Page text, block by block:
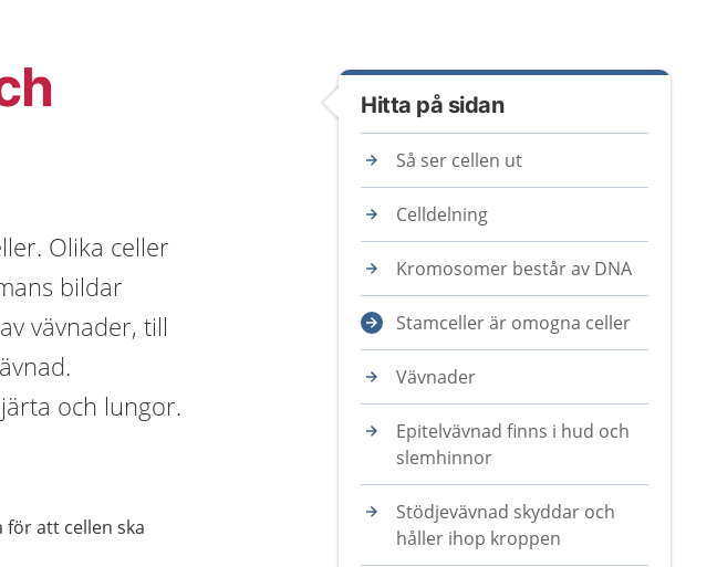
Olika celler
bildar
vävnader, till
och lungor.
för att cellen ska
Hitta på sidan
Så ser cellen ut
Celldelning
Kromosomer består av DNA
Stamceller är omogna celler
Vävnader
Epitelvävnad finns i hud och
slemhinnor
Stödjevävnad skyddar och
håller ihop kroppen